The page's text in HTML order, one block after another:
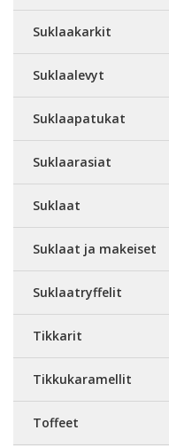
Suklaakarkit
Suklaalevyt
Suklaapatukat
Suklaarasiat
Suklaat
Suklaat ja makeiset
Suklaatryffelit
Tikkarit
Tikkukaramellit
Toffeet